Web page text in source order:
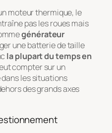
moteur thermique, le
pas les roues mais
générateur
une batterie de taille
la plupart du temps en
compter sur un
les situations
des grands axes